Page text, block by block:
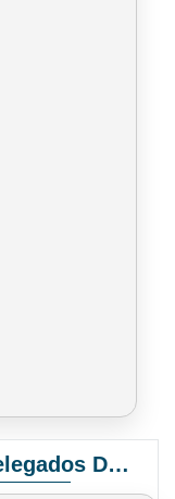
Convocatoria Elección de Delegados Docentes para el XIV Congreso Nacional de Universidades